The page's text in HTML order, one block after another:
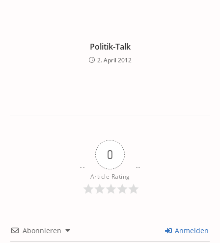
Politik-Talk
2. April 2012
0
Article Rating
Abonnieren Anmelden